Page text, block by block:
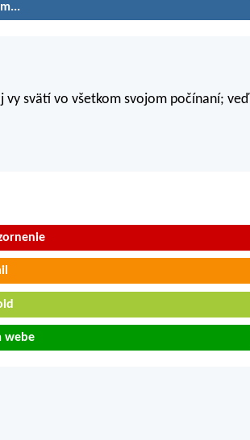
svätí vo všetkom svojom počínaní; veď
webe